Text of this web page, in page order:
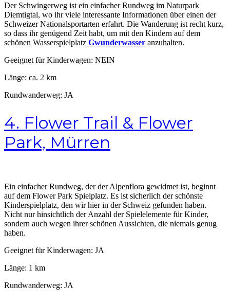
Der Schwingerweg ist ein einfacher Rundweg im Naturpark
Diemtigtal, wo ihr viele interessante Informationen über einen der
Schweizer Nationalsportarten erfahrt. Die Wanderung ist recht kurz,
so dass ihr genügend Zeit habt, um mit den Kindern auf dem
schönen Wasserspielplatz Gwunderwasser anzuhalten.
Geeignet für Kinderwagen: NEIN
Länge: ca. 2 km
Rundwanderweg: JA
4. Flower Trail & Flower
Park, Mürren
Ein einfacher Rundweg, der der Alpenflora gewidmet ist, beginnt
auf dem Flower Park Spielplatz. Es ist sicherlich der schönste
Kinderspielplatz, den wir hier in der Schweiz gefunden haben.
Nicht nur hinsichtlich der Anzahl der Spielelemente für Kinder,
sondern auch wegen ihrer schönen Aussichten, die niemals genug
haben.
Geeignet für Kinderwagen: JA
Länge: 1 km
Rundwanderweg: JA